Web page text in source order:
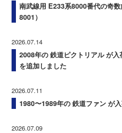
南武線用 E233系8000番代の奇
8001）
2026.07.14
2008年の 鉄道ピクトリアル が
を追加しました
2026.07.11
1980〜1989年の 鉄道ファン が
2026.07.09